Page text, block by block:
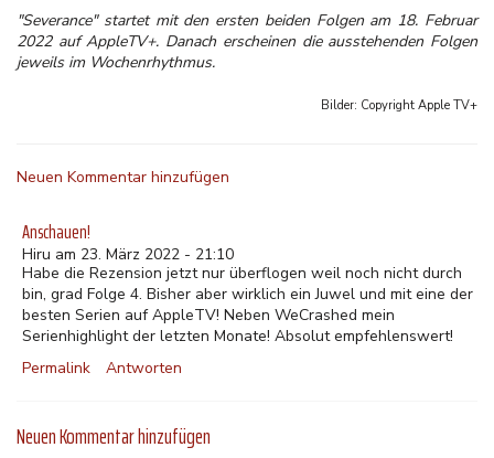
"Severance" startet mit den ersten beiden Folgen am 18. Februar
2022 auf AppleTV+. Danach erscheinen die ausstehenden Folgen
jeweils im Wochenrhythmus.
Bilder: Copyright Apple TV+
Neuen Kommentar hinzufügen
Anschauen!
Hiru am 23. März 2022 - 21:10
Habe die Rezension jetzt nur überflogen weil noch nicht durch
bin, grad Folge 4. Bisher aber wirklich ein Juwel und mit eine der
besten Serien auf AppleTV! Neben WeCrashed mein
Serienhighlight der letzten Monate! Absolut empfehlenswert!
Permalink
Antworten
Neuen Kommentar hinzufügen